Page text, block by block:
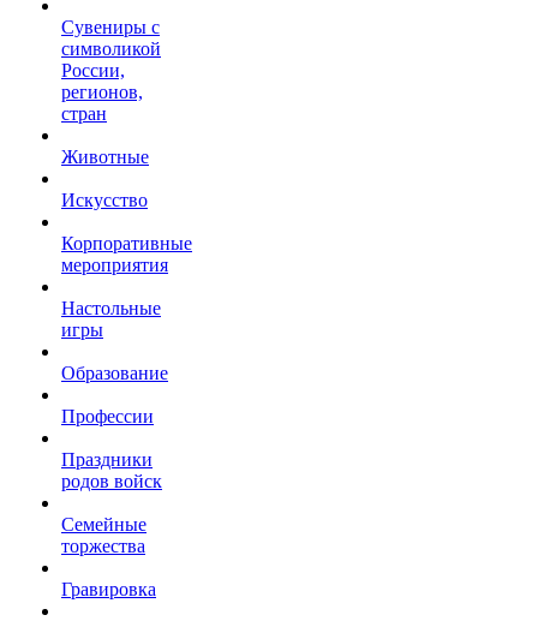
Сувениры с
символикой
России,
регионов,
стран
Животные
Искусство
Корпоративные
мероприятия
Настольные
игры
Образование
Профессии
Праздники
родов войск
Семейные
торжества
Гравировка